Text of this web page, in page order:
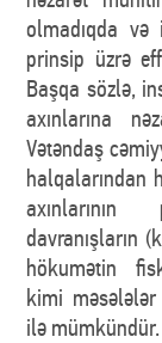
olmadıqda
prinsip üzrə
Başqa sözlə,
axınlarına
Vətəndaş
halqalarından
davranışların
hökumətin
kimi məsələlər
ilə mümkündür.